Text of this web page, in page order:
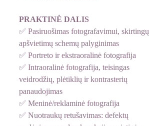
PRAKTINĖ DALIS
✅ Pasiruošimas fotografavimui, skirtingų
apšvietimų schemų palyginimas
✅ Portreto ir ekstraoralinė fotografija
✅ Intraoralinė fotografija, teisingas
veidrodžių, plėtiklių ir kontrasterių
panaudojimas
✅ Meninė/reklaminė fotografija
✅ Nuotraukų retušavimas: defektų